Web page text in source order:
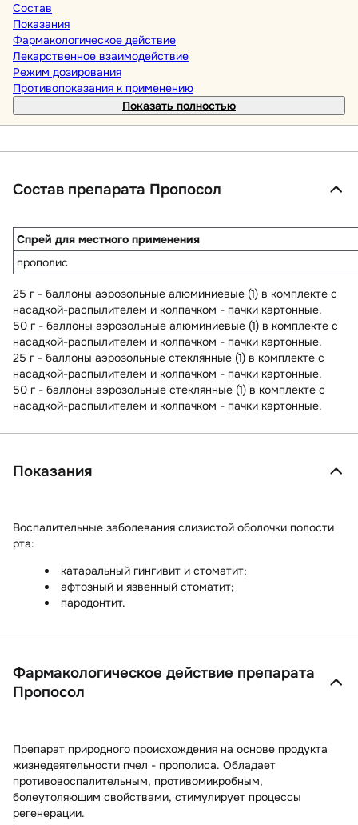
Состав
Показания
Фармакологическое действие
Лекарственное взаимодействие
Режим дозирования
Противопоказания к применению
Показать полностью
Состав препарата Пропосол
Спрей для местного применения
прополис
25 г - баллоны аэрозольные алюминиевые (1) в комплекте с
насадкой-распылителем и колпачком - пачки картонные.
50 г - баллоны аэрозольные алюминиевые (1) в комплекте с
насадкой-распылителем и колпачком - пачки картонные.
25 г - баллоны аэрозольные стеклянные (1) в комплекте с
насадкой-распылителем и колпачком - пачки картонные.
50 г - баллоны аэрозольные стеклянные (1) в комплекте с
насадкой-распылителем и колпачком - пачки картонные.
Показания
Воспалительные заболевания слизистой оболочки полости
рта:
катаральный гингивит и стоматит;
афтозный и язвенный стоматит;
пародонтит.
Фармакологическое действие препарата
Пропосол
Препарат природного происхождения на основе продукта
жизнедеятельности пчел - прополиса. Обладает
противовоспалительным, противомикробным,
болеутоляющим свойствами, стимулирует процессы
регенерации.